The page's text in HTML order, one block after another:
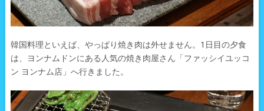
韓国料理といえば、やっぱり焼き肉は外せません。1日目の夕食
は、ヨンナムドンにある人気の焼き肉屋さん「ファッシイユッコ
ン ヨンナム店」へ行きました。